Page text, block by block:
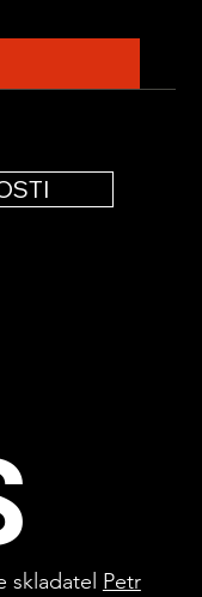
skladatel Petr